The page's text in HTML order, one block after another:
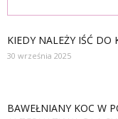
KIEDY NALEŻY IŚĆ DO
30 września 2025
BAWEŁNIANY KOC W